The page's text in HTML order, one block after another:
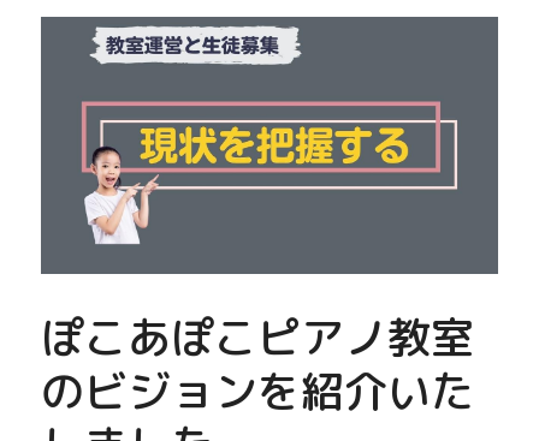
ぽこあぽこピアノ教室
のビジョンを紹介いた